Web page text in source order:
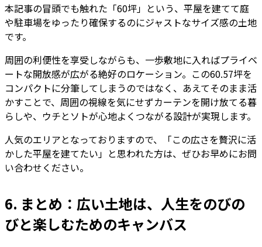
本記事の冒頭でも触れた「60坪」という、平屋を建てて庭
や駐車場をゆったり確保するのにジャストなサイズ感の土地
です。
周囲の利便性を享受しながらも、一歩敷地に入ればプライベ
ートな開放感が広がる絶好のロケーション。この60.57坪を
コンパクトに分筆してしまうのではなく、あえてそのまま活
かすことで、周囲の視線を気にせずカーテンを開け放てる暮
らしや、ウチとソトが心地よくつながる設計が実現します。
人気のエリアとなっておりますので、「この広さを贅沢に活
かした平屋を建てたい」と思われた方は、ぜひお早めにお問
い合わせください。
6. まとめ：広い土地は、人生をのびの
びと楽しむためのキャンバス